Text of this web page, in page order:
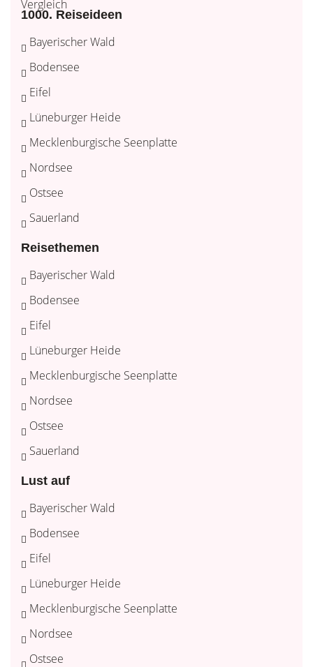
1000. Reiseideen
Bayerischer Wald
Bodensee
Eifel
Lüneburger Heide
Mecklenburgische Seenplatte
Nordsee
Ostsee
Sauerland
Reisethemen
Bayerischer Wald
Bodensee
Eifel
Lüneburger Heide
Mecklenburgische Seenplatte
Nordsee
Ostsee
Sauerland
Lust auf
Bayerischer Wald
Bodensee
Eifel
Lüneburger Heide
Mecklenburgische Seenplatte
Nordsee
Ostsee